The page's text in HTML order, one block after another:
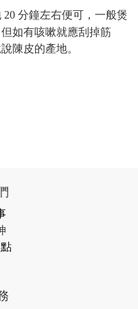
20 分鐘左右便可，一般煲
如有咳嗽就應刮掉筋
陳皮的產地。